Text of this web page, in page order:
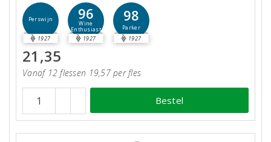
Perswijn
1927
96
Wine
Enthusiast
1927
98
Parker
1927
21,35
Vanaf 12 flessen 19,57 per fles
Bestel